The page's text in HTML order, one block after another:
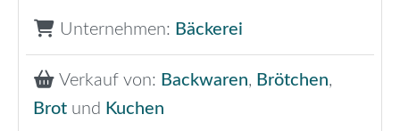
Unternehmen: Bäckerei
Verkauf von: Backwaren, Brötchen,
Brot und Kuchen